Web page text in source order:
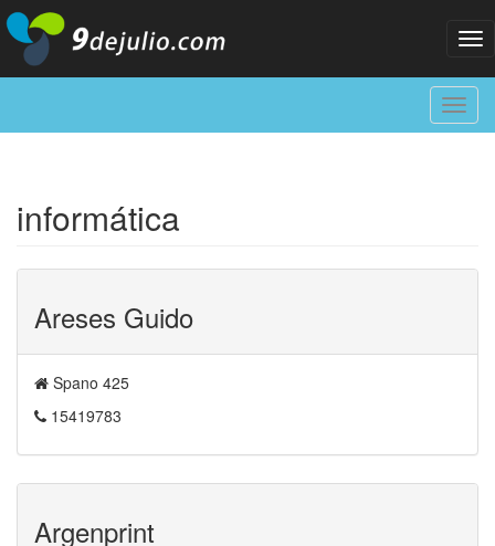
informática
Areses Guido
Spano 425
15419783
Argenprint